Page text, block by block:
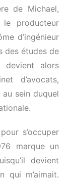
de Michael,
le producteur
d’ingénieur
des études de
devient alors
d’avocats,
sein duquel
s’occuper
marque un
devient
qui m’aimait.